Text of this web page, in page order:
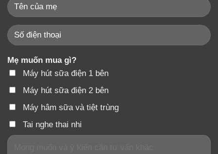
Mẹ muốn mua gì?
Máy hút sữa điện 1 bên
Máy hút sữa điện 2 bên
Máy hâm sữa và tiệt trùng
Tai nghe thai nhi